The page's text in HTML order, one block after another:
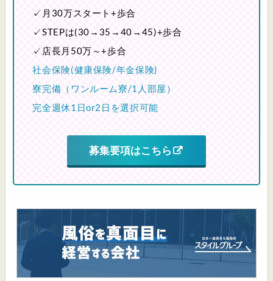
✓月30万スタート+歩合
✓STEPは(30→35→40→45)+歩合
✓店長月50万～+歩合
社会保険(健康保険/年金保険)
寮完備（ワンルーム寮/1人部屋）
完全週休1日or2日を選択可能
募集要項はこちら